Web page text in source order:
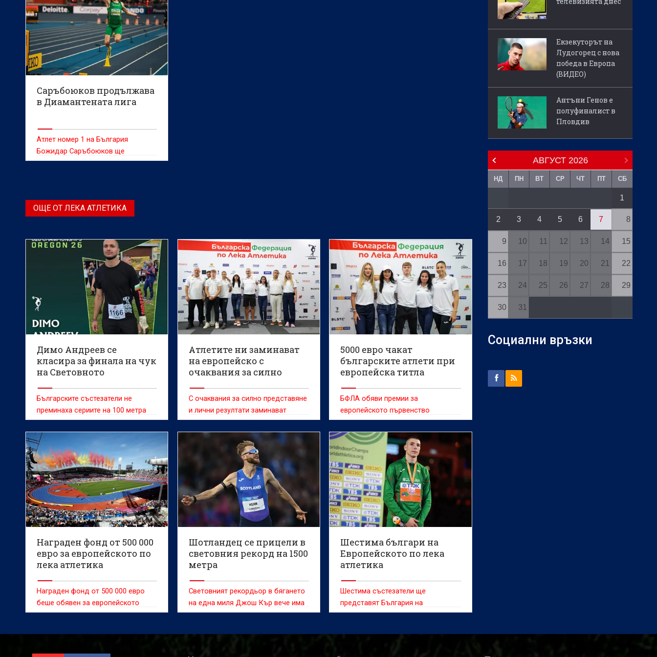
Саръбоюков продължава
в Диамантената лига
Атлет номер 1 на България
Божидар Саръбоюков ще
продължи изявите си в
ще се проведе на 4 юни.
ОЩЕ ОТ ЛЕКА АТЛЕТИКА
Димо Андреев се
класира за финала на чук
на Световното
атлетика
Българските състезатели не
преминаха сериите на 100 метра
Атлетите ни заминават
на европейско с
очаквания за силно
резултати
С очаквания за силно представяне
и лични резултати заминават
българските представители на
европейското първенство по лека
атлетика, което ще се проведе в
Бирмингам от 10 до 16 август.
5000 евро чакат
българските атлети при
европейска титла
БФЛА обяви премии за
европейското първенство
Награден фонд от 500 000
евро за европейското по
лека атлетика
Награден фонд от 500 000 евро
беше обявен за европейското
първенство по лека атлетика,
Шотландец се прицели в
световния рекорд на 1500
метра
Световният рекордьор в бягането
на една миля Джош Кър вече има
нова голяма цел - върховото
Шестима българи на
Европейското по лека
атлетика
Шестима състезатели ще
представят България на
Европейското първенство по лека
Екзекуторът на
Лудогорец с нова
победа в Европа
(ВИДЕО)
Антъни Генов е
полуфиналист в
Пловдив
АВГУСТ 2026
НД ПН ВТ СР ЧТ ПТ СБ
1
2 3 4 5 6 7 8
9 10 11 12 13 14 15
16 17 18 19 20 21 22
23 24 25 26 27 28 29
30 31
Социални връзки